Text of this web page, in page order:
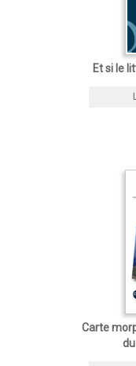
Et si le
Carte